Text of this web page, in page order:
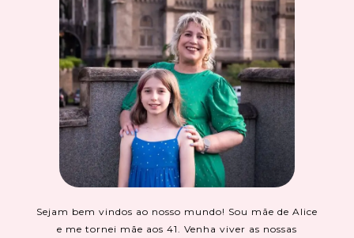
Sejam bem vindos ao nosso mundo! Sou mãe de Alice
e me tornei mãe aos 41. Venha viver as nossas